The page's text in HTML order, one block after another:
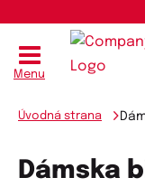
Menu
Úvodná strana
Dámska